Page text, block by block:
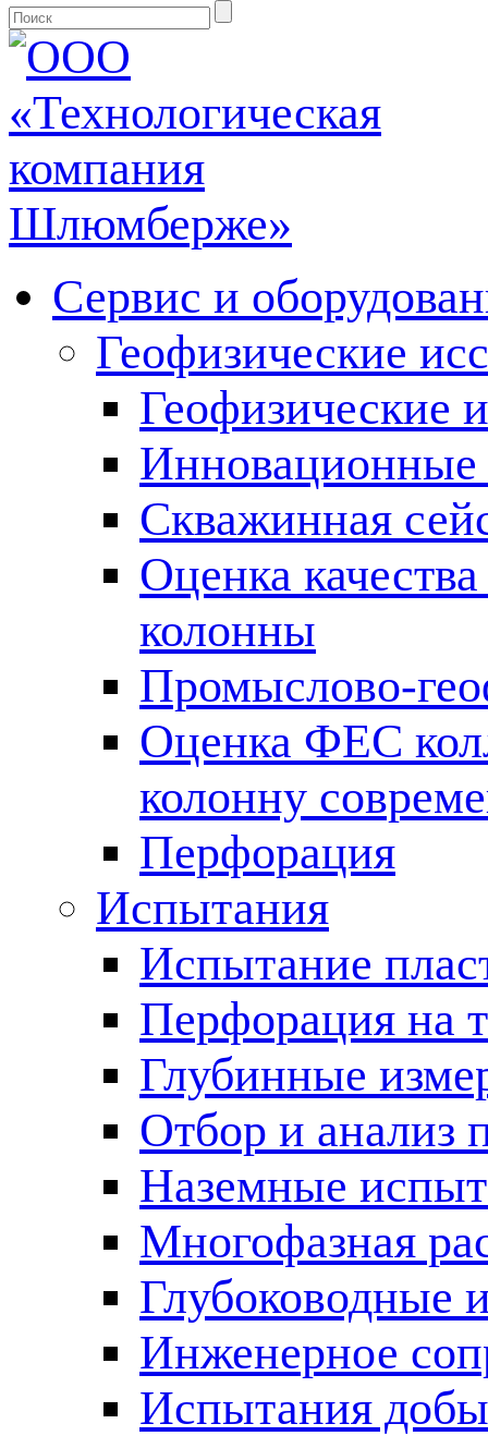
Сервис и
Геофизические
Геофизические
Инновационные
Скважинная
Оценка
колонны
Промыслово-
Оценка ФЕС
колонну
Перфорация
Испытания
Испытание
Перфорация на
Глубинные
Отбор и анализ
Наземные
Многофазная
Глубоководные
Инженерное
Испытания